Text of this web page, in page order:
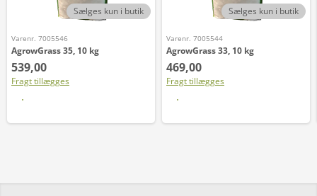
Sælges kun i butik
Varenr. 7005546
AgrowGrass 35, 10 kg
539,00
Fragt tillægges
Sælges kun i butik
Varenr. 7005544
AgrowGrass 33, 10 kg
469,00
Fragt tillægges